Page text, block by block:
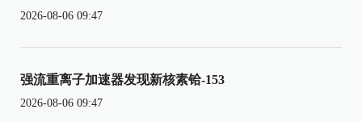
2026-08-06 09:47
强流重离子加速器发现新核素铪-153
2026-08-06 09:47